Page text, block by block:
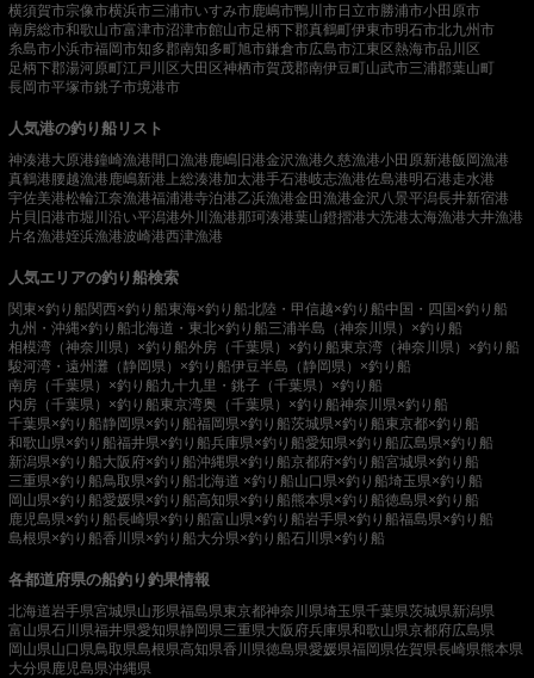
横須賀市宗像市横浜市三浦市いすみ市鹿嶋市鴨川市日立市勝浦市小田原市
南房総市和歌山市富津市沼津市館山市足柄下郡真鶴町伊東市明石市北九州市
糸島市小浜市福岡市知多郡南知多町旭市鎌倉市広島市江東区熱海市品川区
足柄下郡湯河原町江戸川区大田区神栖市賀茂郡南伊豆町山武市三浦郡葉山町
長岡市平塚市銚子市境港市
人気港の釣り船リスト
神湊港大原港鐘崎漁港間口漁港 鹿嶋旧港金沢漁港久慈漁港小田原新港飯岡漁港
真鶴港腰越漁港 鹿嶋新港 上総湊港加太港手石港岐志漁港佐島港明石港走水港
宇佐美港松輪江奈漁港福浦港寺泊港乙浜漁港金田漁港金沢八景平潟長井新宿港
片貝旧港市堀川沿い平潟港外川漁港那珂湊港葉山鐙摺港大洗港太海漁港大井漁港
片名漁港姪浜漁港波崎港西津漁港
人気エリアの釣り船検索
関東×釣り船関西×釣り船東海×釣り船北陸・甲信越×釣り船中国・四国×釣り船
九州・沖縄×釣り船北海道・東北×釣り船三浦半島（神奈川県）×釣り船
相模湾（神奈川県）×釣り船外房（千葉県）×釣り船東京湾（神奈川県）×釣り船
駿河湾・遠州灘（静岡県）×釣り船伊豆半島（静岡県）×釣り船
南房（千葉県）×釣り船九十九里・銚子（千葉県）×釣り船
内房（千葉県）×釣り船東京湾奥（千葉県）×釣り船神奈川県×釣り船
千葉県×釣り船静岡県×釣り船福岡県×釣り船茨城県×釣り船東京都×釣り船
和歌山県×釣り船福井県×釣り船兵庫県×釣り船愛知県×釣り船広島県×釣り船
新潟県×釣り船大阪府×釣り船沖縄県×釣り船京都府×釣り船宮城県×釣り船
三重県×釣り船鳥取県×釣り船北海道 ×釣り船山口県×釣り船埼玉県×釣り船
岡山県×釣り船愛媛県×釣り船高知県×釣り船熊本県×釣り船徳島県×釣り船
鹿児島県×釣り船長崎県×釣り船富山県×釣り船岩手県×釣り船福島県×釣り船
島根県×釣り船香川県×釣り船大分県×釣り船石川県×釣り船
各都道府県の船釣り釣果情報
北海道岩手県宮城県山形県福島県東京都神奈川県埼玉県千葉県茨城県新潟県
富山県石川県福井県愛知県静岡県三重県大阪府兵庫県和歌山県京都府広島県
岡山県山口県鳥取県島根県高知県香川県徳島県愛媛県福岡県佐賀県長崎県熊本県
大分県 鹿児島県沖縄県